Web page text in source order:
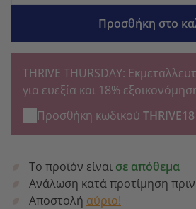
Προσθήκη στο
THRIVE THURSDAY:
για ευεξία και 18%
Προσθήκη κωδικού THRIVE18
Το προϊόν είναι σε απόθεμα
Ανάλωση κατά προτίμηση
Αποστολή αύριο!